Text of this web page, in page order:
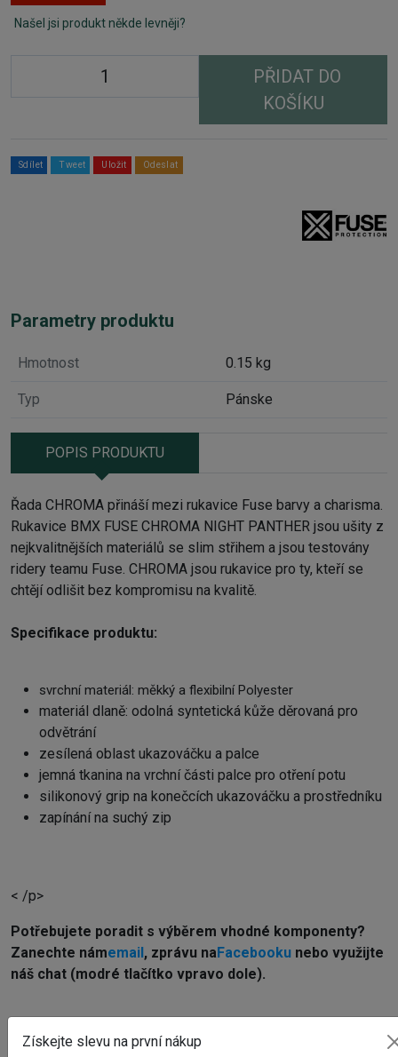
Našel jsi produkt někde levněji?
PŘIDAT DO
KOŠÍKU
Sdílet Tweet Uložit Odeslat
Parametry produktu
Hmotnost 0.15 kg
Typ Pánske
POPIS PRODUKTU
Řada CHROMA přináší mezi rukavice Fuse barvy a charisma.
Rukavice BMX FUSE CHROMA NIGHT PANTHER jsou ušity z
nejkvalitnějších materiálů se slim střihem a jsou testovány
ridery teamu Fuse. CHROMA jsou rukavice pro ty, kteří se
chtějí odlišit bez kompromisu na kvalitě.
Specifikace produktu:
svrchní materiál: měkký a flexibilní Polyester
materiál dlaně: odolná syntetická kůže děrovaná pro
odvětrání
zesílená oblast ukazováčku a palce
jemná tkanina na vrchní části palce pro otření potu
silikonový grip na konečcích ukazováčku a prostředníku
zapínání na suchý zip
< /p>
Potřebujete poradit s výběrem vhodné komponenty?
Zanechte námemail , zprávu na Facebooku nebo využijte
náš chat (modré tlačítko vpravo dole).
www.fuse-protection.com
Získejte slevu na první nákup